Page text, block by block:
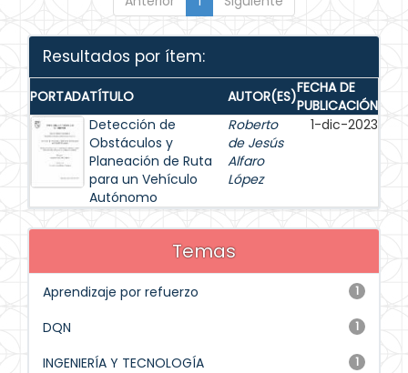
Resultados por ítem:
PORTADATÍTULO AUTOR(ES)FECHA DE
PUBLICACIÓN
Detección de
Obstáculos y
Planeación de Ruta
para un Vehículo
Autónomo
Roberto
de Jesús
Alfaro
López
1-dic-2023
Temas
1
Aprendizaje por refuerzo
1
DQN
1
INGENIERÍA Y TECNOLOGÍA